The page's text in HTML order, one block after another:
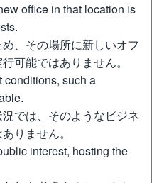
office in that location is
、その場所に新しいオフ
可能ではありません。
conditions, such a
では、そのようなビジネ
りません。
interest, hosting the